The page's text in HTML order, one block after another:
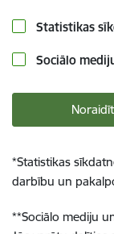
Statistikas
Sociālo
Noraidīt
*Statistikas
darbību un
**Sociālo mediju